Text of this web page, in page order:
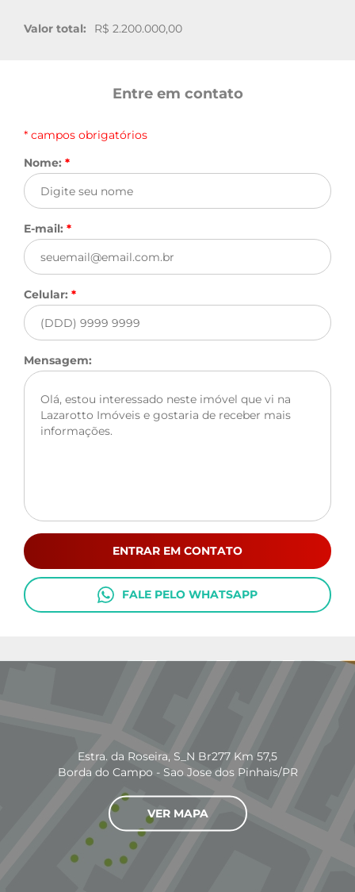
Valor total: R$ 2.200.000,00
Entre em contato
* campos obrigatórios
Nome: *
E-mail: *
Celular: *
Mensagem:
ENTRAR EM CONTATO
FALE PELO WHATSAPP
Estra. da Roseira, S_N Br277 Km 57,5
Borda do Campo - Sao Jose dos Pinhais/PR
VER MAPA